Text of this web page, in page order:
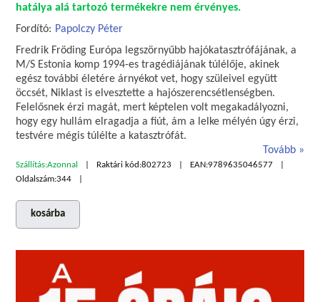
hatálya alá tartozó termékekre nem érvényes.
Fordító: Papolczy Péter
Fredrik Fröding Európa legszörnyűbb hajókatasztrófájának, a
M/S Estonia komp 1994-es tragédiájának túlélője, akinek
egész további életére árnyékot vet, hogy szüleivel együtt
öccsét, Niklast is elvesztette a hajószerencsétlenségben.
Felelősnek érzi magát, mert képtelen volt megakadályozni,
hogy egy hullám elragadja a fiút, ám a lelke mélyén úgy érzi,
testvére mégis túlélte a katasztrófát.
Tovább
Szállítás:Azonnal Raktári kód:802723 EAN:9789635046577
Oldalszám:344
kosárba